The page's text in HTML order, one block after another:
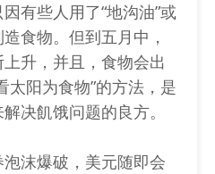
有些人用了“地沟油”或
食物。但到五月中，
升，并且，食物会出
太阳为食物”的方法，是
决飢饿问题的良方。
沫爆破，美元随即会